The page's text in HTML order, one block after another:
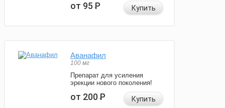
от 95Р Купить
Аванафил
100 мг
Препарат для усиления
эрекции нового поколения!
от 200Р Купить